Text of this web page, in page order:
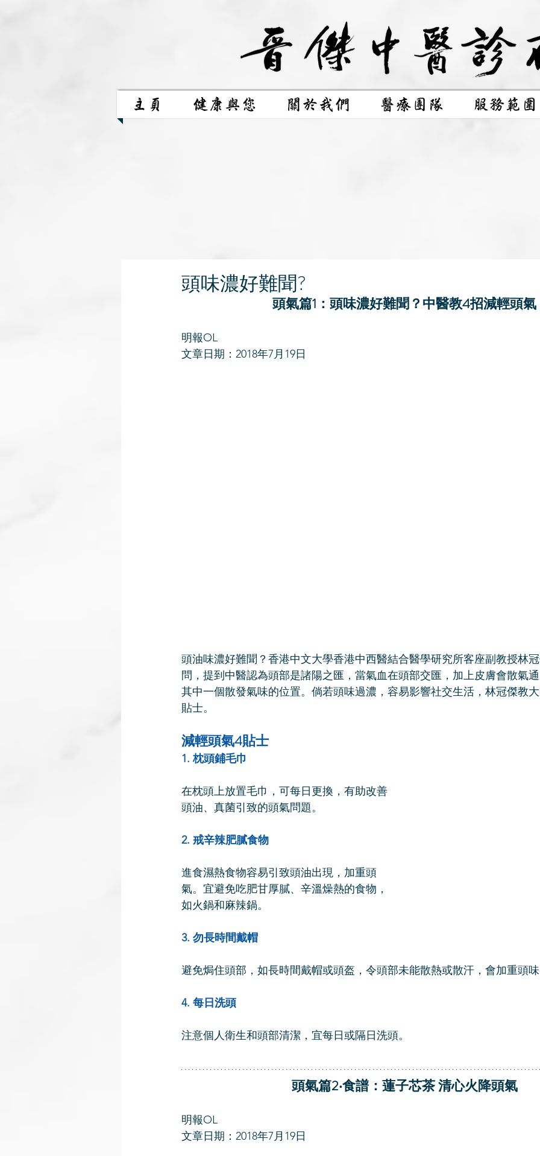
主頁 健康與您 關於我們 醫療團隊 服務範圍
頭味濃好難聞?
頭氣篇1：頭味濃好難聞？中醫教4招減輕頭氣
明報OL
文章日期：2018年7月19日
頭油味濃好難聞？香港中文大學香港中西醫結合醫學研究所客座副教授林
問，提到中醫認為頭部是諸陽之匯，當氣血在頭部交匯，加上皮膚會散氣
其中一個散發氣味的位置。倘若頭味過濃，容易影響社交生活，林冠傑教
貼士。
減輕頭氣4貼士
1. 枕頭鋪毛巾
在枕頭上放置毛巾，可每日更換，有助改善
頭油、真菌引致的頭氣問題。
2. 戒辛辣肥膩食物
進食濕熱食物容易引致頭油出現，加重頭
氣。宜避免吃肥甘厚膩、辛溫燥熱的食物，
如火鍋和麻辣鍋。
3. 勿長時間戴帽
避免焗住頭部，如長時間戴帽或頭盔，令頭部未能散熱或散汗，會加重頭
4. 每日洗頭
注意個人衛生和頭部清潔，宜每日或隔日洗頭。
頭氣篇2‧食譜：蓮子芯茶 清心火降頭氣
明報OL
文章日期：2018年7月19日